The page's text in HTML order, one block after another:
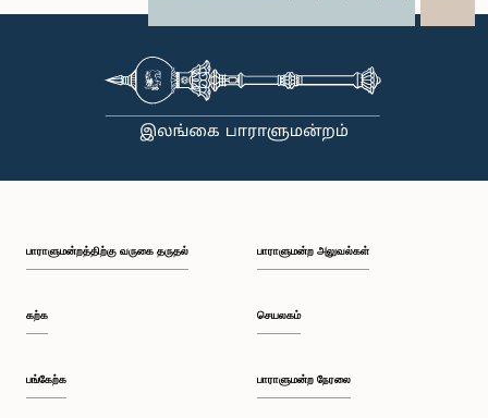
பாராளுமன்றத்திற்கு வருகை தருதல்
கற்க
பங்கேற்க
பாராளுமன்ற அலுவல்கள்
செயலகம்
பாராளுமன்ற நேரலை